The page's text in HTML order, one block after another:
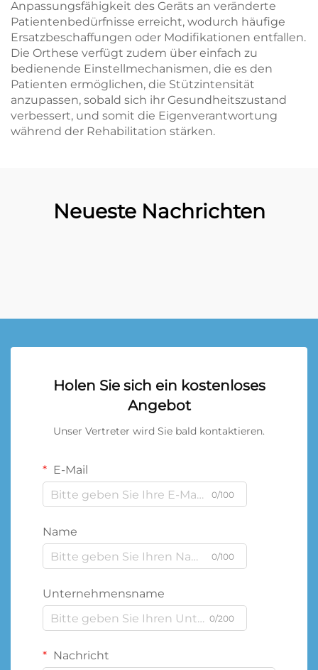
Anpassungsfähigkeit des Geräts an veränderte
Patientenbedürfnisse erreicht, wodurch häufige
Ersatzbeschaffungen oder Modifikationen entfallen.
Die Orthese verfügt zudem über einfach zu
bedienende Einstellmechanismen, die es den
Patienten ermöglichen, die Stützintensität
anzupassen, sobald sich ihr Gesundheitszustand
verbessert, und somit die Eigenverantwortung
während der Rehabilitation stärken.
Neueste Nachrichten
Holen Sie sich ein kostenloses
Angebot
Unser Vertreter wird Sie bald kontaktieren.
E-Mail
0/100
Name
0/100
Unternehmensname
0/200
Nachricht